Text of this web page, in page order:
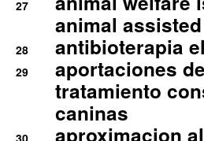
27
animal
28 antibioterapia
29
aportaciones
tratamiento
caninas
aproximacion